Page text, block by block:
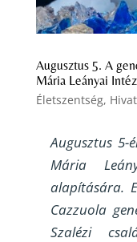
Augusztus 5. A
Mária Leányai
Életszentség,
Augusztus 5-
Mária
alapítására.
Cazzuola
Szalézi